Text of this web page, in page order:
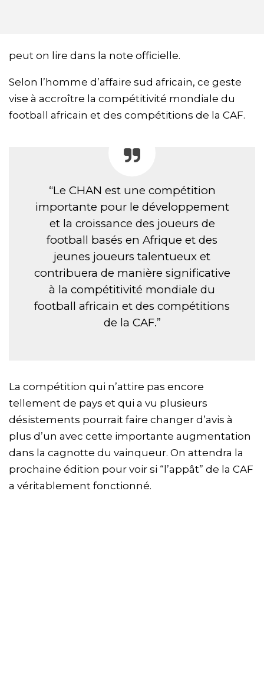
peut on lire dans la note officielle.
Selon l’homme d’affaire sud africain, ce geste
vise à accroître la compétitivité mondiale du
football africain et des compétitions de la CAF.
“Le CHAN est une compétition
importante pour le développement
et la croissance des joueurs de
football basés en Afrique et des
jeunes joueurs talentueux et
contribuera de manière significative
à la compétitivité mondiale du
football africain et des compétitions
de la CAF.”
La compétition qui n’attire pas encore
tellement de pays et qui a vu plusieurs
désistements pourrait faire changer d’avis à
plus d’un avec cette importante augmentation
dans la cagnotte du vainqueur. On attendra la
prochaine édition pour voir si “l’appât” de la CAF
a véritablement fonctionné.